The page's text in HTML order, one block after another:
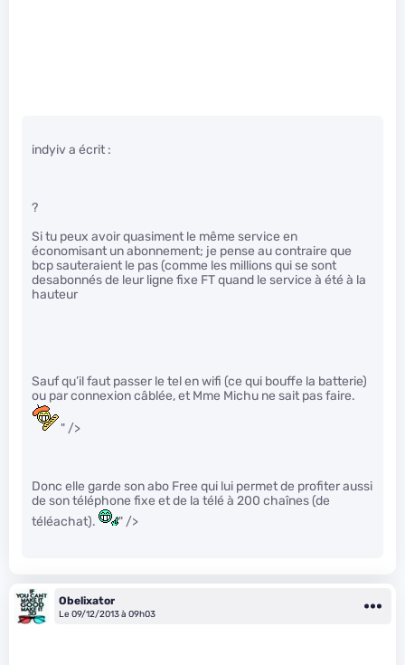
indyiv a écrit :
?
Si tu peux avoir quasiment le même service en
économisant un abonnement; je pense au contraire que
bcp sauteraient le pas (comme les millions qui se sont
desabonnés de leur ligne fixe FT quand le service à été à la
hauteur
Sauf qu’il faut passer le tel en wifi (ce qui bouffe la batterie)
ou par connexion câblée, et Mme Michu ne sait pas faire.
" />
Donc elle garde son abo Free qui lui permet de profiter aussi
de son téléphone fixe et de la télé à 200 chaînes (de
téléachat).
" />
Obelixator
Le 09/12/2013 à 09h03